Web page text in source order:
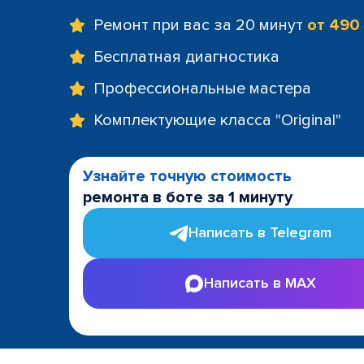
Ремонт при вас за 20 минут от
Бесплатная диагностика
Профессиональные мастера
Комплектующие класса "Original"
Узнайте точную стоимость
ремонта в боте за 1 минуту
Написать в Telegram
Написать в MAX